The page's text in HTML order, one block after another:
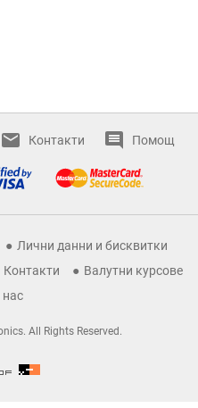
Контакти Помощ
Лични данни и бисквитки
Контакти
Валутни курсове
нас
All Rights Reserved.